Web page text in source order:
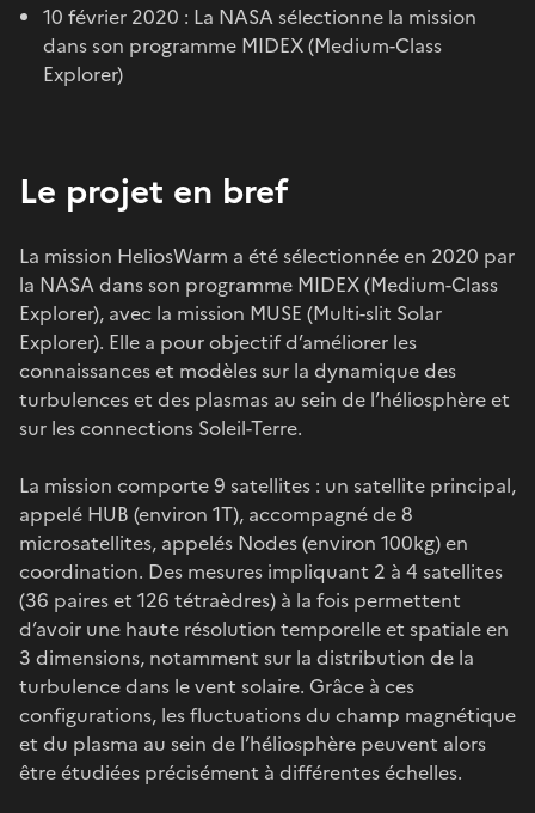
10 février 2020 : La NASA sélectionne la mission
dans son programme MIDEX (Medium-Class
Explorer)
Le projet en bref
La mission HeliosWarm a été sélectionnée en 2020 par
la NASA dans son programme MIDEX (Medium-Class
Explorer), avec la mission MUSE (Multi-slit Solar
Explorer). Elle a pour objectif d’améliorer les
connaissances et modèles sur la dynamique des
turbulences et des plasmas au sein de l’héliosphère et
sur les connections Soleil-Terre.
La mission comporte 9 satellites : un satellite principal,
appelé HUB (environ 1T), accompagné de 8
microsatellites, appelés Nodes (environ 100kg) en
coordination. Des mesures impliquant 2 à 4 satellites
(36 paires et 126 tétraèdres) à la fois permettent
d’avoir une haute résolution temporelle et spatiale en
3 dimensions, notamment sur la distribution de la
turbulence dans le vent solaire. Grâce à ces
configurations, les fluctuations du champ magnétique
et du plasma au sein de l’héliosphère peuvent alors
être étudiées précisément à différentes échelles.